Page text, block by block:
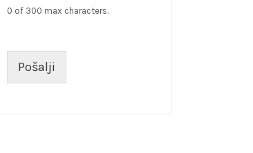
0 of 300 max characters.
Pošalji